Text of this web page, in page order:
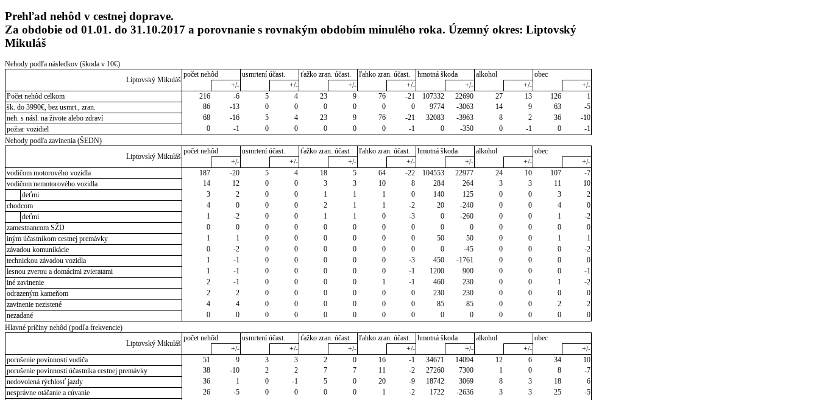
Prehľad nehôd v cestnej doprave.
Za obdobie od 01.01. do 31.10.2017 a porovnanie s rovnakým obdobím minulého roka. Územný okres: Liptovský
Mikuláš
Nehody podľa následkov (škoda v 10€)
Liptovský Mikuláš
počet nehôd usmrtení účast. ťažko zran. účast. ľahko zran. účast. hmotná škoda alkohol
obec
+/-
+/- +/- +/- +/- +/-
+/-
Počet nehôd celkom
216 -6 5 4 23 9 76 -21 107332 22690 27 13 126
1
šk. do 3990€, bez usmrt., zran.
86 -13 0 0 0 0 0 0 9774 -3063 14 9 63
-5
neh. s násl. na živote alebo zdraví
68 -16 5 4 23 9 76 -21 32083 -3963 8 2 36
-10
požiar vozidiel
0 -1 0 0 0 0 0 -1 0 -350 0 -1 0
-1
Nehody podľa zavinenia (ŠEDN)
Liptovský Mikuláš
počet nehôd usmrtení účast. ťažko zran. účast. ľahko zran. účast. hmotná škoda alkohol
obec
+/-
+/- +/- +/- +/- +/-
+/-
vodičom motorového vozidla
187 -20 5 4 18 5 64 -22 104553 22977 24 10 107
-7
vodičom nemotorového vozidla
14 12 0 0 3 3 10 8 284 264 3 3 11
10
deťmi
3 2 0 0 1 1 1 0 140 125 0 0 3
2
chodcom
4 0 0 0 2 1 1 -2 20 -240 0 0 4
0
deťmi
1 -2 0 0 1 1 0 -3 0 -260 0 0 1
-2
zamestnancom SŽD
0 0 0 0 0 0 0 0 0 0 0 0 0
0
iným účastníkom cestnej premávky
1 1 0 0 0 0 0 0 50 50 0 0 1
1
závadou komunikácie
0 -2 0 0 0 0 0 0 0 -45 0 0 0
-2
technickou závadou vozidla
1 -1 0 0 0 0 0 -3 450 -1761 0 0 0
0
lesnou zverou a domácimi zvieratami
1 -1 0 0 0 0 0 -1 1200 900 0 0 0
-1
iné zavinenie
2 -1 0 0 0 0 1 -1 460 230 0 0 1
-2
odrazeným kameňom
2 2 0 0 0 0 0 0 230 230 0 0 0
0
zavinenie nezistené
4 4 0 0 0 0 0 0 85 85 0 0 2
2
nezadané
0 0 0 0 0 0 0 0 0 0 0 0 0
0
Hlavné príčiny nehôd (podľa frekvencie)
Liptovský Mikuláš
počet nehôd usmrtení účast. ťažko zran. účast. ľahko zran. účast. hmotná škoda alkohol
obec
+/-
+/- +/- +/- +/- +/-
+/-
porušenie povinnosti vodiča
51 9 3 3 2 0 16 -1 34671 14094 12 6 34
10
porušenie povinnosti účastníka cestnej premávky
38 -10 2 2 7 7 11 -2 27260 7300 1 0 8
-7
nedovolená rýchlosť jazdy
36 1 0 -1 5 0 20 -9 18742 3069 8 3 18
6
nesprávne otáčanie a cúvanie
26 -5 0 0 0 0 1 -2 1722 -2636 3 3 25
-5